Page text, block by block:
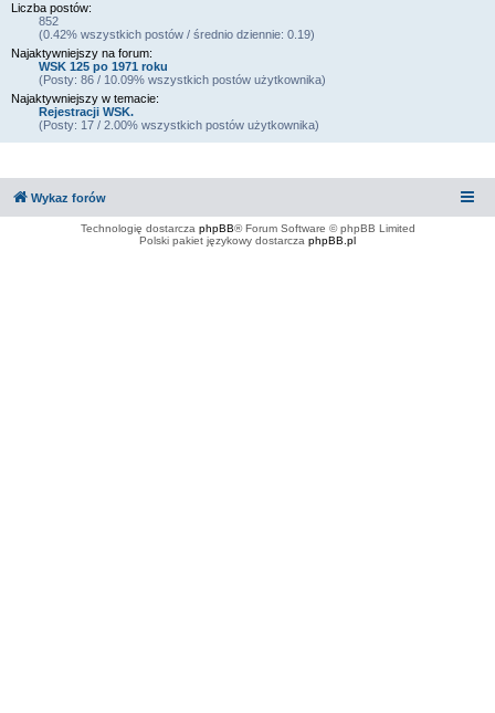
Liczba postów:
852
(0.42% wszystkich postów / średnio dziennie: 0.19)
Najaktywniejszy na forum:
WSK 125 po 1971 roku
(Posty: 86 / 10.09% wszystkich postów użytkownika)
Najaktywniejszy w temacie:
Rejestracji WSK.
(Posty: 17 / 2.00% wszystkich postów użytkownika)
Wykaz forów
Technologię dostarcza phpBB® Forum Software © phpBB Limited
Polski pakiet językowy dostarcza phpBB.pl